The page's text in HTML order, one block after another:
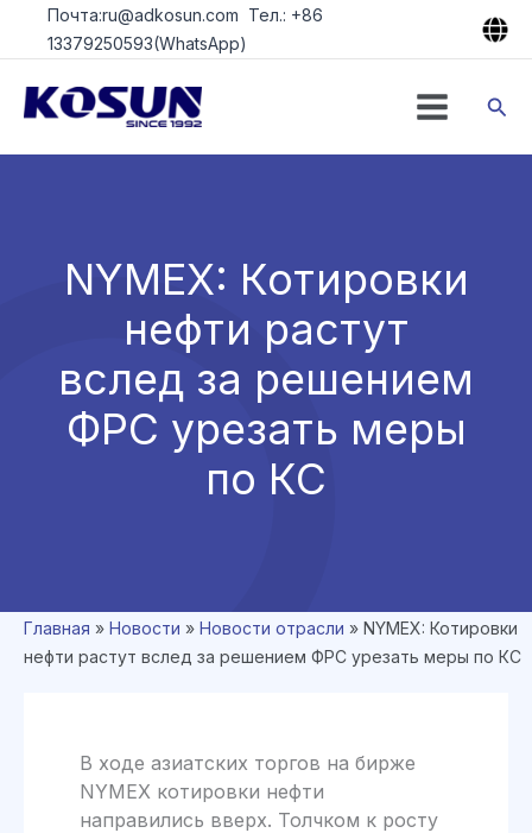
ПерейтиПочта:ru@adkosun.com Тел.: +86
13379250593(WhatsApp)
NYMEX: Котировки
нефти растут
вслед за решением
ФРС урезать меры
по КС
Главная » Новости » Новости отрасли » NYMEX: Котировки
нефти растут вслед за решением ФРС урезать меры по КС
В ходе азиатских торгов на бирже
NYMEX котировки нефти
направились вверх. Толчком к росту